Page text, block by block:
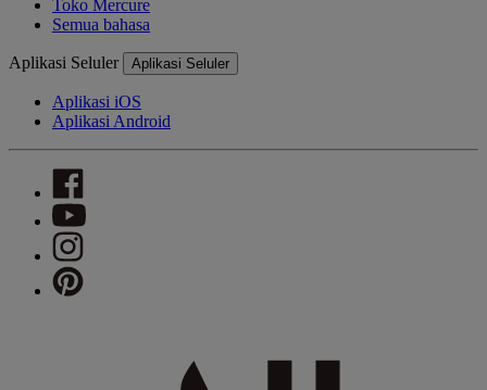
Toko Mercure
Semua bahasa
Aplikasi Seluler Aplikasi Seluler
Aplikasi iOS
Aplikasi Android